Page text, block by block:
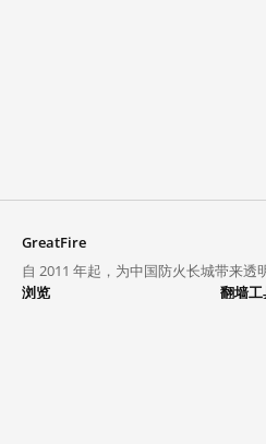
GreatFire
自 2011 年起，为中国防火长城带来透
浏览
翻墙工